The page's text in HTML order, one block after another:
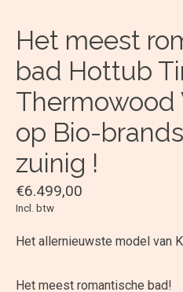
Het meest
bad Hottub
Thermowood
op Bio-
zuinig !
€6.499,00
Incl. btw
Het allernieuwste model van
Het meest romantische bad!